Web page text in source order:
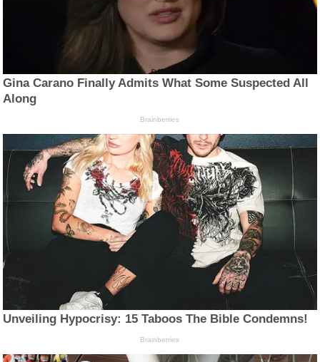
Gina Carano Finally Admits What Some Suspected All
Along
Brainberries
Unveiling Hypocrisy: 15 Taboos The Bible Condemns!
Brainberries